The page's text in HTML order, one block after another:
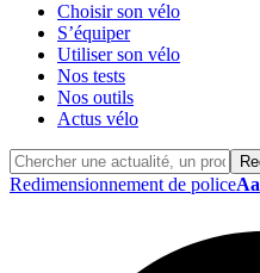
Choisir son vélo
S’équiper
Utiliser son vélo
Nos tests
Nos outils
Actus vélo
Redimensionnement de policeAa